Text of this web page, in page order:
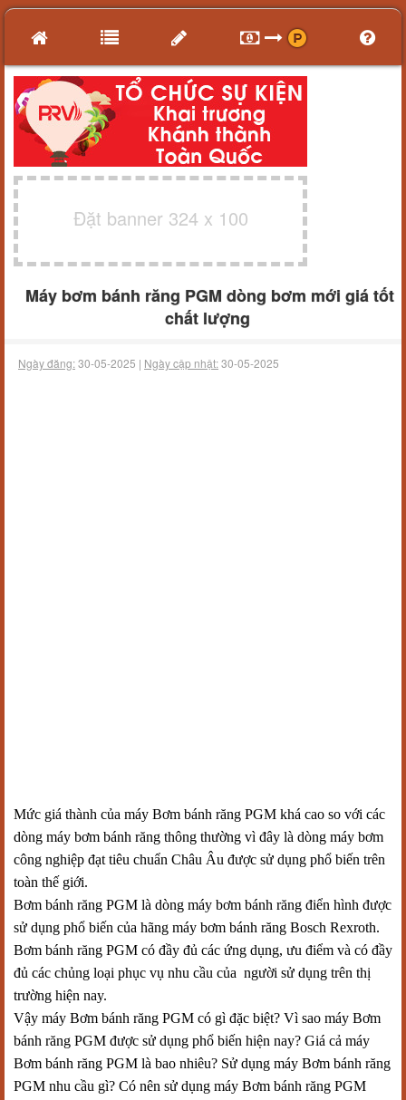
Đặt banner 324 x 100
Máy bơm bánh răng PGM dòng bơm mới giá tốt
chất lượng
Ngày đăng:30-05-2025 | Ngày cập nhật:30-05-2025
Mức giá thành của máy Bơm bánh răng PGM khá cao so với các
dòng máy bơm bánh răng thông thường vì đây là dòng máy bơm
công nghiệp đạt tiêu chuẩn Châu Âu được sử dụng phổ biến trên
toàn thế giới.
Bơm bánh răng PGM là dòng máy bơm bánh răng điển hình được
sử dụng phổ biến của hãng máy bơm bánh răng Bosch Rexroth.
Bơm bánh răng PGM có đầy đủ các ứng dụng, ưu điểm và có đầy
đủ các chủng loại phục vụ nhu cầu của người sử dụng trên thị
trường hiện nay.
Vậy máy Bơm bánh răng PGM có gì đặc biệt? Vì sao máy Bơm
bánh răng PGM được sử dụng phổ biến hiện nay? Giá cả máy
Bơm bánh răng PGM là bao nhiêu? Sử dụng máy Bơm bánh răng
PGM nhu cầu gì? Có nên sử dụng máy Bơm bánh răng PGM